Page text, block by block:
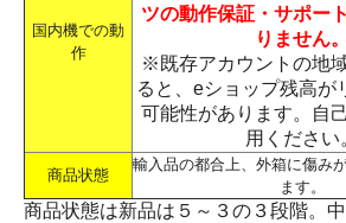
国内機での動
作
ツの動作保証・サポー
りません。
※既存アカウントの地
ると、eショップ残高が
可能性があります。自
用ください
商品状態
輸入品の都合上、外箱に傷み
ます。
商品状態は新品は５～３の３段階。